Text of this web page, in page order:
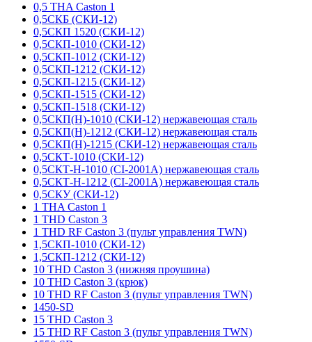
0,5 THA Caston 1
0,5СКБ (СКИ-12)
0,5СКП 1520 (СКИ-12)
0,5СКП-1010 (СКИ-12)
0,5СКП-1012 (СКИ-12)
0,5СКП-1212 (СКИ-12)
0,5СКП-1215 (СКИ-12)
0,5СКП-1515 (СКИ-12)
0,5СКП-1518 (СКИ-12)
0,5СКП(Н)-1010 (СКИ-12) нержавеющая сталь
0,5СКП(Н)-1212 (СКИ-12) нержавеющая сталь
0,5СКП(Н)-1215 (СКИ-12) нержавеющая сталь
0,5СКТ-1010 (СКИ-12)
0,5СКТ-Н-1010 (CI-2001A) нержавеющая сталь
0,5СКТ-Н-1212 (CI-2001A) нержавеющая сталь
0,5СКУ (СКИ-12)
1 THA Caston 1
1 THD Caston 3
1 THD RF Caston 3 (пульт управления TWN)
1,5СКП-1010 (СКИ-12)
1,5СКП-1212 (СКИ-12)
10 THD Caston 3 (нижняя проушина)
10 THD Caston 3 (крюк)
10 THD RF Caston 3 (пульт управления TWN)
1450-SD
15 THD Caston 3
15 THD RF Caston 3 (пульт управления TWN)